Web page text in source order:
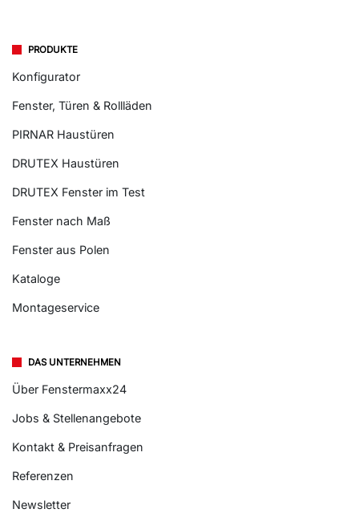
PRODUKTE
Konfigurator
Fenster, Türen & Rollläden
PIRNAR Haustüren
DRUTEX Haustüren
DRUTEX Fenster im Test
Fenster nach Maß
Fenster aus Polen
Kataloge
Montageservice
DAS UNTERNEHMEN
Über Fenstermaxx24
Jobs & Stellenangebote
Kontakt & Preisanfragen
Referenzen
Newsletter